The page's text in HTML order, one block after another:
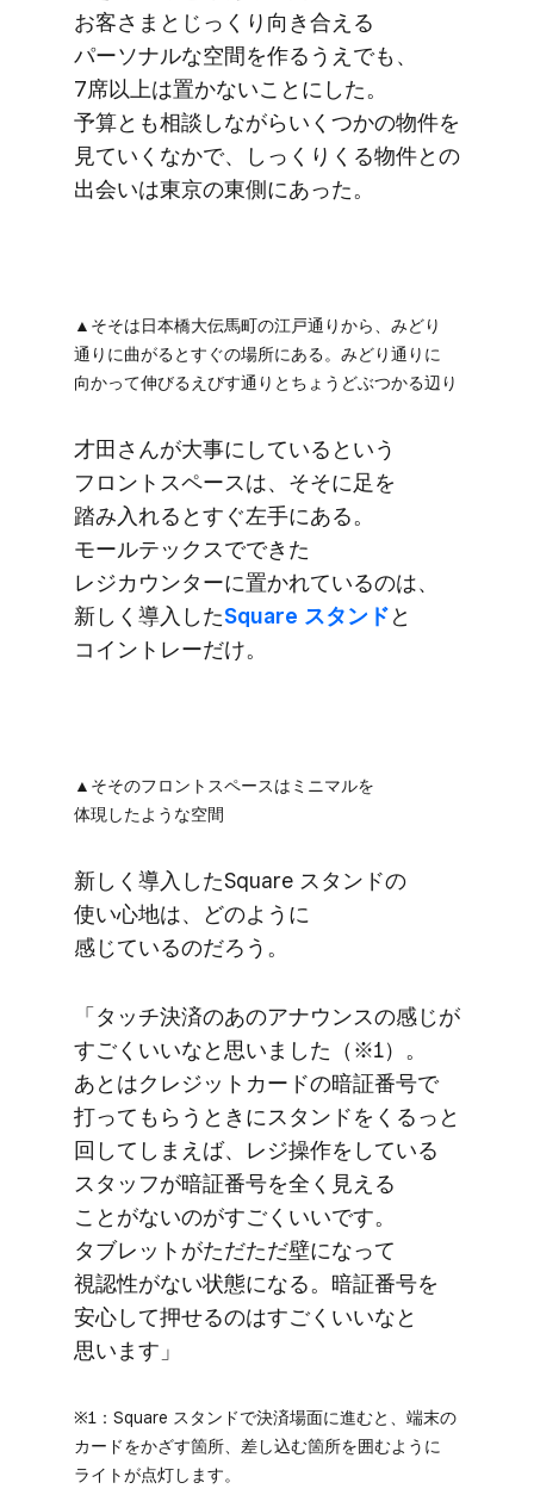
お客さまとじっくり​向き合える​
パーソナルな​空間を​作るうえでも、​
7席以上は​置かないことにした。​
予算とも​相談しながらいく​つかの​物件を​
見ていく​なかで、​しっくりくる​物件との​
出会いは​東京の​東側に​あった。
▲そそは​日本橋​大伝馬町の​江戸通りから、​みどり​
通りに​曲がると​すぐの​場所に​ある。​みどり​通りに​
向かって​伸びる​えびす通りと​ちょうどぶつかる​辺り
才田さんが​大事に​していると​いう​
フロントスペースは、​そそに​足を​
踏み入れると​すぐ​左手に​ある。​
モールテックスで​できた​
レジカウンターに​置かれているのは、​
新しく​導入した​Square スタンドと​
コイントレーだけ。
▲そ​その​フロントスペースは​ミニマルを​
体現したような​空間
新しく​導入した​Square スタンドの​
使い心地は、​どのように​
感じているのだろう。
「タッチ決済の​あの​アナウンスの​感じが​
すごく​いいなと​思いました​（※1）。​
あとは​クレジットカードの​暗証番号で​
打って​もらう​ときに​スタンドを​くるっと​
回してしまえば、​レジ操作を​している​
スタッフが​暗証番号を​全く​見える​
ことがないのが​すごく​いいです。​
タブレットが​ただただ壁に​なって​
視認性が​ない​状態に​なる。​暗証番号を​
安心して​押せるのは​すごく​いいなと​
思います」
※1：Square スタンドで​決済場面に​進むと、​端末の​
カードを​かざす箇所、​差し込む箇所を​囲むように​
ライトが​点灯します。